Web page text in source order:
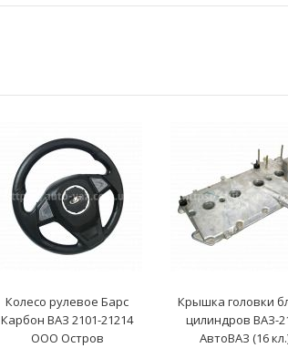
Колесо рулевое Барс
Карбон ВАЗ 2101-21214
ООО Остров
Крышка головки
цилиндров ВАЗ-
АвтоВАЗ (16